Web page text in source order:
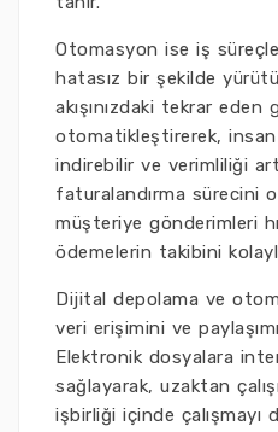
Otomasyon ise iş
hatasız bir şekilde
akışınızdaki tekrar eden
otomatikleştirerek, insan
indirebilir ve verimliliği
faturalandırma sürecini
müşteriye gönderimleri
ödemelerin takibini
Dijital depolama ve
veri erişimini ve
Elektronik dosyalara
sağlayarak, uzaktan
işbirliği içinde çalışmayı